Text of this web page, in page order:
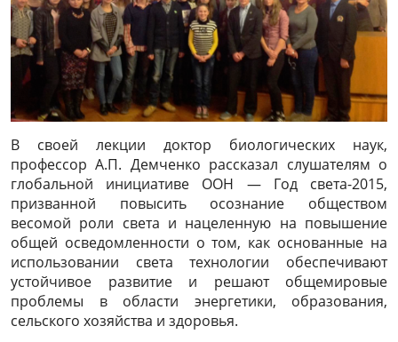
В своей лекции доктор биологических наук,
профессор А.П. Демченко рассказал слушателям о
глобальной инициативе ООН — Год света-2015,
призванной повысить осознание обществом
весомой роли света и нацеленную на повышение
общей осведомленности о том, как основанные на
использовании света технологии обеспечивают
устойчивое развитие и решают общемировые
проблемы в области энергетики, образования,
сельского хозяйства и здоровья.